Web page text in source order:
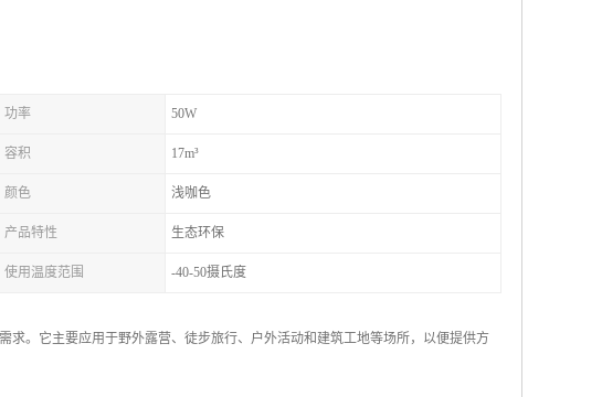
功率 50W
容积 17m³
颜色 浅咖色
产品特性 生态环保
使用温度范围 -40-50摄氏度
。它主要应用于野外露营、徒步旅行、户外活动和建筑工地等场所，以便提供方